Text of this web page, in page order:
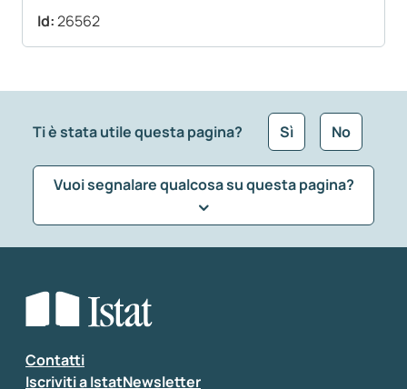
Id:26562
Ti è stata utile questa pagina? Sì No
Vuoi segnalare qualcosa su questa pagina?
Seleziona la tipologia della segnalazione
Inserisci il tuo commento
Contatti
Iscriviti a IstatNewsletter